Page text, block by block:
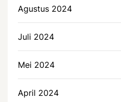
Agustus 2024
Juli 2024
Mei 2024
April 2024